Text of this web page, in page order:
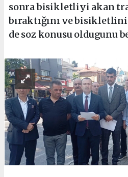
sonra bisikletliyi akan
bıraktığını ve
de soz konusu oldugunu